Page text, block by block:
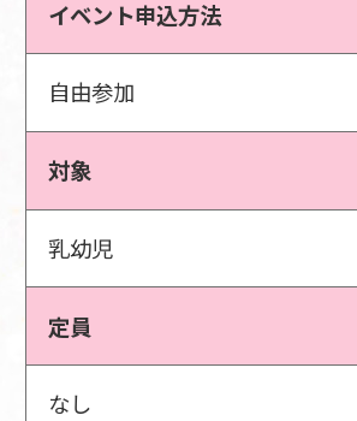
イベント申込方法
自由参加
対象
乳幼児
定員
なし